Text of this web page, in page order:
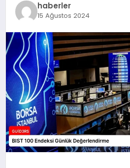
haberler
15 Ağustos 2024